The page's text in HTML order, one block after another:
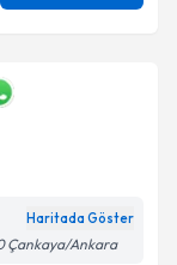
Haritada Göster
Çankaya/Ankara